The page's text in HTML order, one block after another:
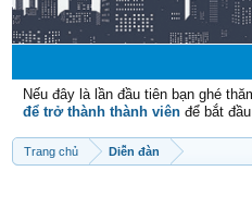
Nếu đây là lần đầu tiên bạn ghé
để trở thành thành viên để bắt
Trang chủ Diễn đàn